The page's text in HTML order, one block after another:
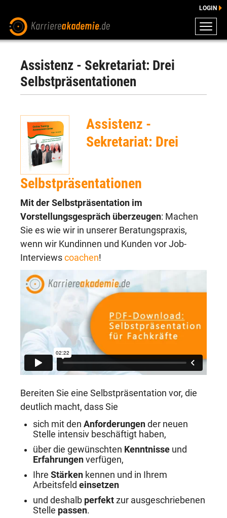
DOWNLOADS
ENGLISCHE DOWNLOADS
E-LEARNING
BERATUNG
LOGIN
Assistenz - Sekretariat: Drei
Selbstpräsentationen
Assistenz -
Sekretariat: Drei
Selbstpräsentationen
Mit der Selbstpräsentation im
Vorstellungsgespräch überzeugen: Machen
Sie es wie wir in unserer Beratungspraxis,
wenn wir Kundinnen und Kunden vor Job-
Interviews coachen!
Bereiten Sie eine Selbstpräsentation vor, die
deutlich macht, dass Sie
sich mit den Anforderungen der neuen
Stelle intensiv beschäftigt haben,
über die gewünschten Kenntnisse und
Erfahrungen verfügen,
Ihre Stärken kennen und in Ihrem
Arbeitsfeld einsetzen
und deshalb perfekt zur ausgeschriebenen
Stelle passen.